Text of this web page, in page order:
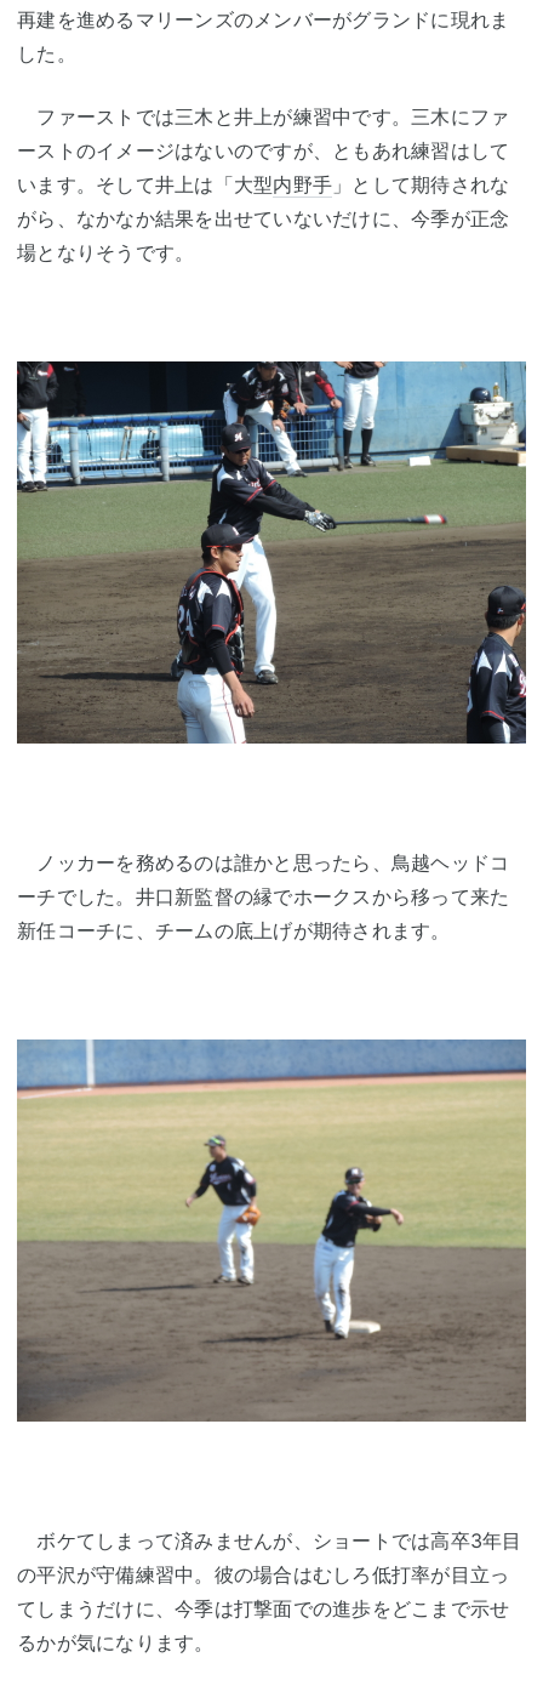
再建を進めるマリーンズのメンバーがグランドに現れま
した。
ファーストでは三木と井上が練習中です。三木にファ
ーストのイメージはないのですが、ともあれ練習はして
います。そして井上は「大型内野手 」として期待されな
がら、なかなか結果を出せていないだけに、今季が正念
場となりそうです。
ノッカーを務めるのは誰かと思ったら、鳥越ヘッドコ
ーチでした。井口新監督の縁でホークスから移って来た
新任コーチに、チームの底上げが期待されます。
ボケてしまって済みませんが、ショートでは高卒3年目
の平沢が守備練習中。彼の場合はむしろ低打率が目立っ
てしまうだけに、今季は打撃面での進歩をどこまで示せ
るかが気になります。